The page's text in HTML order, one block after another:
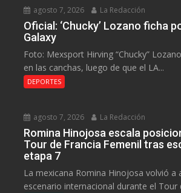
agosto 7, 2026 La Redacción
Oficial: ‘Chucky’ Lozano ficha
Galaxy
Foto: Mexsport Hirving “Chucky”
en las canchas, luego de que el LA...
DEPORTES
agosto 7, 2026 La Redacción
Romina Hinojosa escala
Tour de Francia Femenil tras
etapa 7
La mexicana Romina Hinojosa volvió a
escenario internacional durante el Tour